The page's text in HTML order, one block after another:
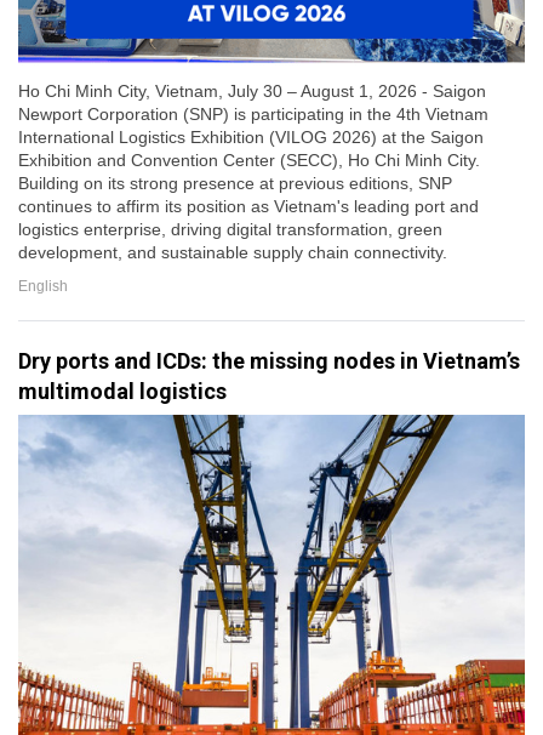
Ho Chi Minh City, Vietnam, July 30 – August 1, 2026 - Saigon
Newport Corporation (SNP) is participating in the 4th Vietnam
International Logistics Exhibition (VILOG 2026) at the Saigon
Exhibition and Convention Center (SECC), Ho Chi Minh City.
Building on its strong presence at previous editions, SNP
continues to affirm its position as Vietnam's leading port and
logistics enterprise, driving digital transformation, green
development, and sustainable supply chain connectivity.
English
Dry ports and ICDs: the missing nodes in Vietnam’s
multimodal logistics